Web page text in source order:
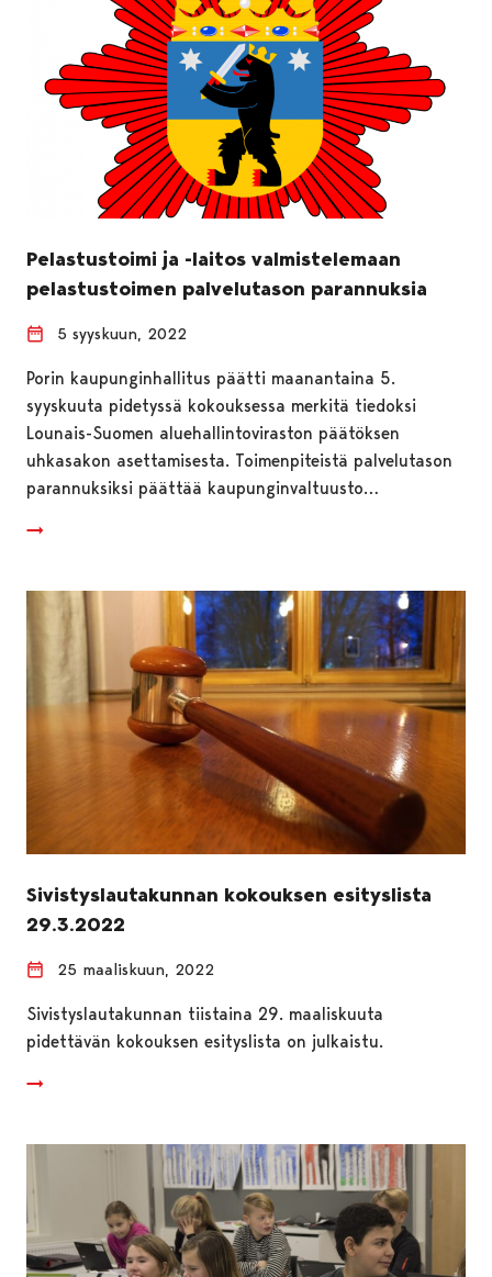
Pelastustoimi ja -laitos valmistelemaan
pelastustoimen palvelutason parannuksia
5 syyskuun, 2022
Porin kaupunginhallitus päätti maanantaina 5.
syyskuuta pidetyssä kokouksessa merkitä tiedoksi
Lounais-Suomen aluehallintoviraston päätöksen
uhkasakon asettamisesta. Toimenpiteistä palvelutason
parannuksiksi päättää kaupunginvaltuusto…
Sivistyslautakunnan kokouksen esityslista
29.3.2022
25 maaliskuun, 2022
Sivistyslautakunnan tiistaina 29. maaliskuuta
pidettävän kokouksen esityslista on julkaistu.